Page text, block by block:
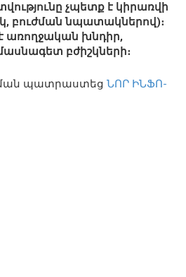
չպետք է կիրառվի
բուժման նպատակներով)։
առողջական խնդիր,
բժիշկների։
պատրաստեց ՆՈՐ ԻՆՖՈ-